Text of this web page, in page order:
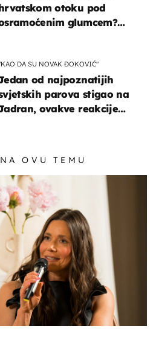
otoku pod
glumcem?
DA SU NOVAK ĐOKOVIĆ"
od najpoznatijih
parova stigao na
ovakve reakcije
NA OVU TEMU